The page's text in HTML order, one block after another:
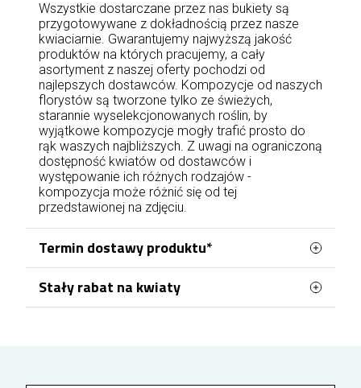
Wszystkie dostarczane przez nas bukiety są
przygotowywane z dokładnością przez nasze
kwiaciarnie. Gwarantujemy najwyższą jakość
produktów na których pracujemy, a cały
asortyment z naszej oferty pochodzi od
najlepszych dostawców. Kompozycje od naszych
florystów są tworzone tylko ze świeżych,
starannie wyselekcjonowanych roślin, by
wyjątkowe kompozycje mogły trafić prosto do
rąk waszych najbliższych. Z uwagi na ograniczoną
dostępność kwiatów od dostawców i
występowanie ich różnych rodzajów -
kompozycja może różnić się od tej
przedstawionej na zdjęciu.
Termin dostawy produktu*
Nasza kwiaciarnia w Lublinie, znajdująca się przy
ul. Tarasowej, zapewnia profesjonalną obsługę
Stały rabat na kwiaty